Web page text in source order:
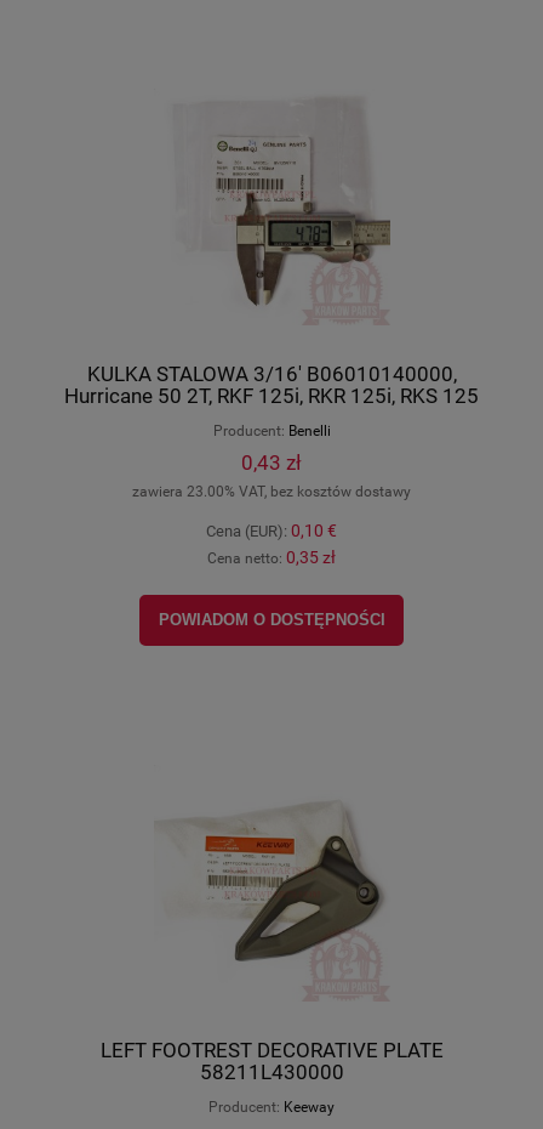
KULKA STALOWA 3/16' B06010140000,
Hurricane 50 2T, RKF 125i, RKR 125i, RKS 125
Producent: Benelli
0,43 zł
zawiera 23.00% VAT, bez kosztów dostawy
Cena (EUR): 0,10 €
Cena netto: 0,35 zł
POWIADOM O DOSTĘPNOŚCI
LEFT FOOTREST DECORATIVE PLATE
58211L430000
Producent: Keeway